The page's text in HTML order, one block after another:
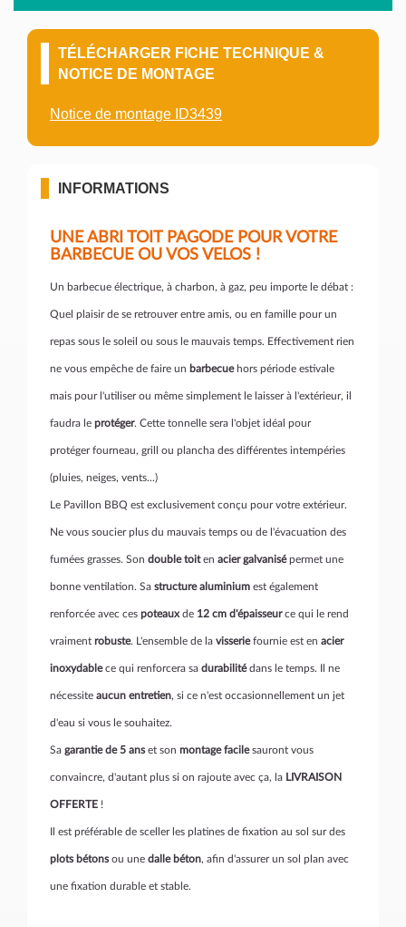
TÉLÉCHARGER FICHE TECHNIQUE &
NOTICE DE MONTAGE
Notice de montage ID3439
INFORMATIONS
UNE ABRI TOIT PAGODE POUR VOTRE
BARBECUE OU VOS VELOS !
Un barbecue électrique, à charbon, à gaz, peu importe le débat :
Quel plaisir de se retrouver entre amis, ou en famille pour un
repas sous le soleil ou sous le mauvais temps. Effectivement rien
ne vous empêche de faire un barbecuehors période estivale
mais pour l'utiliser ou même simplement le laisser à l'extérieur, il
faudra le protéger. Cette tonnelle sera l'objet idéal pour
protéger fourneau, grill ou plancha des différentes intempéries
(pluies, neiges, vents...)
Le Pavillon BBQ est exclusivement conçu pour votre extérieur.
Ne vous soucier plus du mauvais temps ou de l'évacuation des
fumées grasses. Son double toiten acier galvanisépermet une
bonne ventilation. Sa structure aluminium est également
renforcée avec ces poteauxde 12 cm d'épaisseurce qui le rend
vraiment robuste. L'ensemble de la visseriefournie est en acier
inoxydablece qui renforcera sa durabilitédans le temps. Il ne
nécessite aucun entretien, si ce n'est occasionnellement un jet
d'eau si vous le souhaitez.
Sa garantie de 5 anset son montage facilesauront vous
convaincre, d'autant plus si on rajoute avec ça, la LIVRAISON
OFFERTE !
Il est préférable de sceller les platines de fixation au sol sur des
plots bétonsou une dalle béton, afin d'assurer un sol plan avec
une fixation durable et stable.